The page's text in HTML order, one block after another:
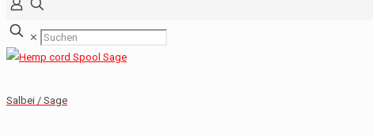
✕
Salbei / Sage